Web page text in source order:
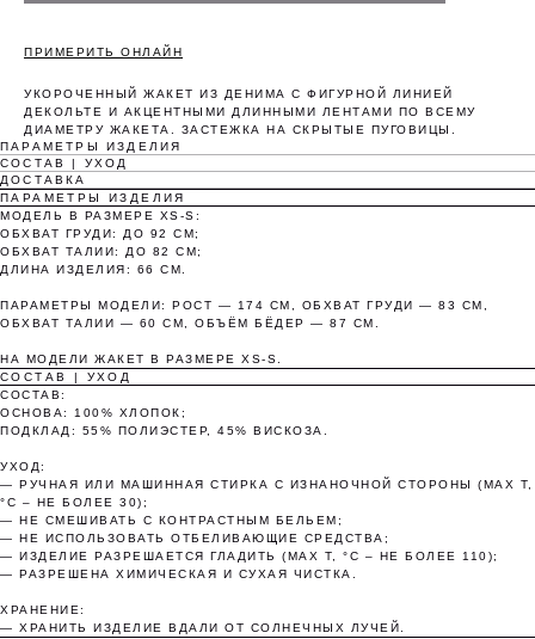
ПРИМЕРИТЬ ОНЛАЙН
УКОРОЧЕННЫЙ ЖАКЕТ ИЗ ДЕНИМА С ФИГУРНОЙ ЛИНИЕЙ
ДЕКОЛЬТЕ И АКЦЕНТНЫМИ ДЛИННЫМИ ЛЕНТАМИ ПО ВСЕМУ
ДИАМЕТРУ ЖАКЕТА. ЗАСТЕЖКА НА СКРЫТЫЕ ПУГОВИЦЫ.
ПАРАМЕТРЫ ИЗДЕЛИЯ
СОСТАВ | УХОД
ДОСТАВКА
ПАРАМЕТРЫ ИЗДЕЛИЯ
МОДЕЛЬ В РАЗМЕРЕ XS-S:
ОБХВАТ ГРУДИ: ДО 92 СМ;
ОБХВАТ ТАЛИИ: ДО 82 СМ;
ДЛИНА ИЗДЕЛИЯ: 66 СМ.
ПАРАМЕТРЫ МОДЕЛИ: РОСТ — 174 СМ, ОБХВАТ ГРУДИ — 83 СМ,
ОБХВАТ ТАЛИИ — 60 СМ, ОБЪЁМ БЁДЕР — 87 СМ.
НА МОДЕЛИ ЖАКЕТ В РАЗМЕРЕ XS-S.
СОСТАВ | УХОД
СОСТАВ:
ОСНОВА: 100% ХЛОПОК;
ПОДКЛАД: 55% ПОЛИЭСТЕР, 45% ВИСКОЗА.
УХОД:
— РУЧНАЯ ИЛИ МАШИННАЯ СТИРКА С ИЗНАНОЧНОЙ СТОРОНЫ (MAX T,
°C – НЕ БОЛЕЕ 30);
— НЕ СМЕШИВАТЬ С КОНТРАСТНЫМ БЕЛЬЕМ;
— НЕ ИСПОЛЬЗОВАТЬ ОТБЕЛИВАЮЩИЕ СРЕДСТВА;
— ИЗДЕЛИЕ РАЗРЕШАЕТСЯ ГЛАДИТЬ (MAX T, °C – НЕ БОЛЕЕ 110);
— РАЗРЕШЕНА ХИМИЧЕСКАЯ И СУХАЯ ЧИСТКА.
ХРАНЕНИЕ:
— ХРАНИТЬ ИЗДЕЛИЕ ВДАЛИ ОТ СОЛНЕЧНЫХ ЛУЧЕЙ.
Оплата частями
картой любого банка, остальное — тремя
платежами раз в две недели.
сегодня
Без комиссий и переплат
Как обычная оплата картой
Понятно